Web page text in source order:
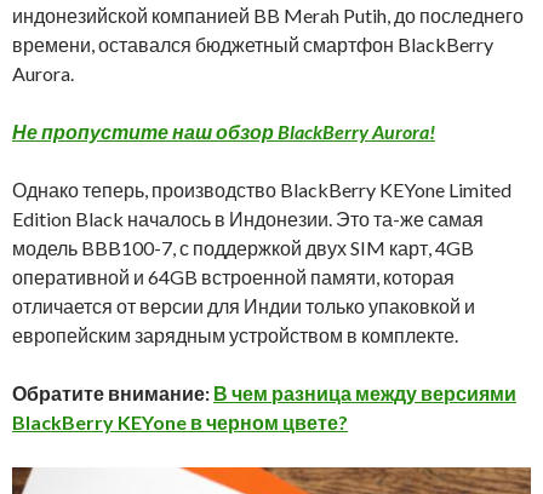
индонезийской компанией BB Merah Putih, до последнего
времени, оставался бюджетный смартфон BlackBerry
Aurora.
Не пропустите наш обзор BlackBerry Aurora!
Однако теперь, производство BlackBerry KEYone Limited
Edition Black началось в Индонезии. Это та-же самая
модель BBB100-7, с поддержкой двух SIM карт, 4GB
оперативной и 64GB встроенной памяти, которая
отличается от версии для Индии только упаковкой и
европейским зарядным устройством в комплекте.
Обратите внимание: В чем разница между версиями
BlackBerry KEYone в черном цвете?